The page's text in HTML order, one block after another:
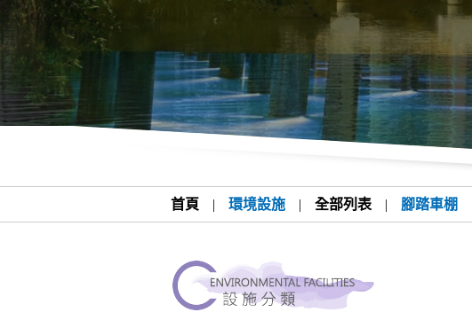
首頁 | 環境設施 | 全部列表 | 腳踏車棚